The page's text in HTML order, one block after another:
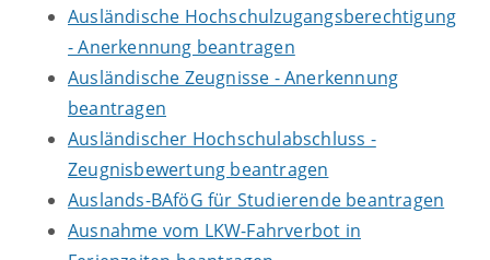
Ausländische Hochschulzugangsberechtigung
- Anerkennung beantragen
Ausländische Zeugnisse - Anerkennung
beantragen
Ausländischer Hochschulabschluss -
Zeugnisbewertung beantragen
Auslands-BAföG für Studierende beantragen
Ausnahme vom LKW-Fahrverbot in